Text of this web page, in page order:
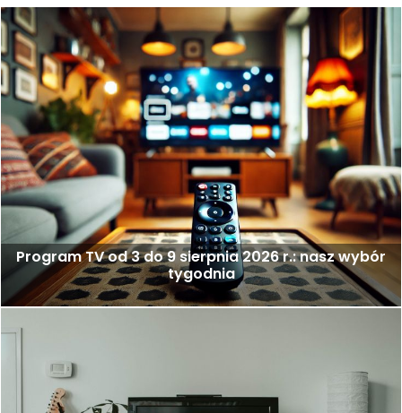
Program TV od 3 do 9 sierpnia 2026 r.: nasz wybór
tygodnia